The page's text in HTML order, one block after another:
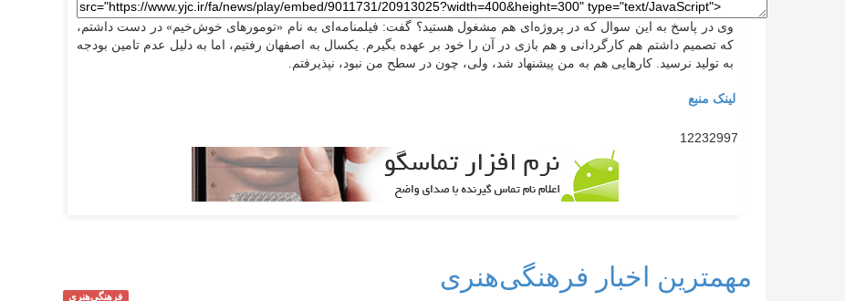
وی در پاسخ به این سوال که در پروژه‌ای هم مشغول هستید؟ گفت: فیلمنامه‌ای به نام «تومور‌های خوش‌خیم» در دست داشتم،
که تصمیم داشتم هم کارگردانی و هم بازی در آن را خود بر عهده بگیرم. یکسال به اصفهان رفتیم، اما به دلیل عدم تامین بودجه
به تولید نرسید. کار‌هایی هم به من پیشنهاد شد، ولی، چون در سطح من نبود، نپذیرفتم.
لینک منبع
12232997
مهمترین اخبار فرهنگی‌هنری
فرهنگی‌هنری